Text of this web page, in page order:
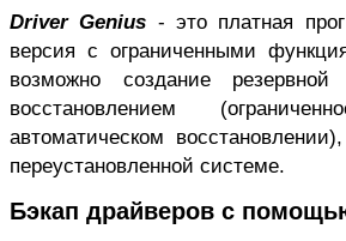
Driver Genius - это платная
версия с ограниченными
возможно создание
восстановлением
автоматическом
переустановленной системе.
Бэкап драйверов с